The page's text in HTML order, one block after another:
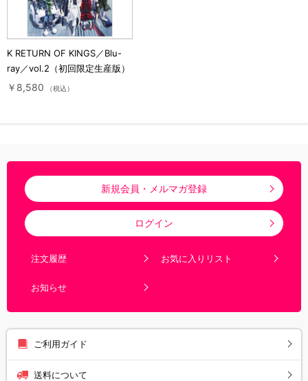
K RETURN OF KINGS／Blu-
ray／vol.2（初回限定生産版）
￥8,580 （税込）
新規会員・メルマガ登録
ログイン
注文履歴 お気に入りリスト
お知らせ
ご利用ガイド
送料について